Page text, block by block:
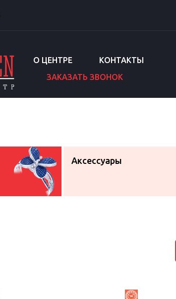
О ЦЕНТРЕ
КОНТАКТЫ
ЗАКАЗАТЬ ЗВОНОК
Аксессуары